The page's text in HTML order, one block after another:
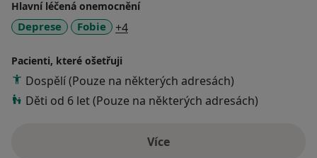
Hlavní léčená onemocnění
Deprese Fobie +4a11y_sr_more_diseases
Pacienti, které ošetřuji
Dospělí (Pouze na některých adresách)
Děti od 6 let (Pouze na některých adresách)
Víceo zkušenostech